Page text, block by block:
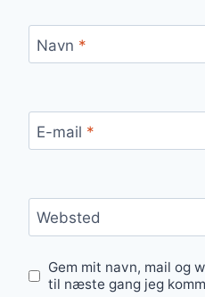
Navn *
E-mail *
Websted
Gem mit navn, mail og
til næste gang jeg